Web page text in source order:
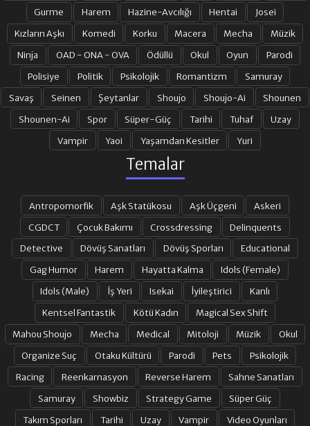
Gurme Harem Hazine-Avcılığı Hentai
Josei
Kızların Aşkı
Komedi Korku Macera Mecha
Müzik
Ninja
OAD - ONA - OVA Ödüllü Okul Oyun
Parodi
Polisiye
Politik Psikolojik Romantizm
Samuray
Savaş
Seinen Şeytanlar Shoujo Shoujo-Ai
Shounen
Shounen-Ai
Spor Süper-Güç Tarihi Tuhaf
Uzay
Vampir
Yaoi Yaşamdan Kesitler Yuri
Temalar
Antropomorfik Aşk Statükosu Aşk Üçgeni
Askeri
CGDCT
Çocuk Bakımı Crossdressing
Delinquents
Detective
Dövüş Sanatları Dövüş Sporları
Educational
Gag Humor
Harem Hayatta Kalma
Idols (Female)
Idols (Male)
İş Yeri Isekai İyileştirici
Kanlı
Kentsel Fantastik
Kötü Kadın
Magical Sex Shift
Mahou Shoujo
Mecha Medical Mitoloji Müzik
Okul
Organize Suç
Otaku Kültürü Parodi Pets
Psikolojik
Racing
Reenkarnasyon Reverse Harem
Sahne Sanatları
Samuray
Showbiz Strategy Game
Süper Güç
Takım Sporları
Tarihi Uzay Vampir
Video Oyunları